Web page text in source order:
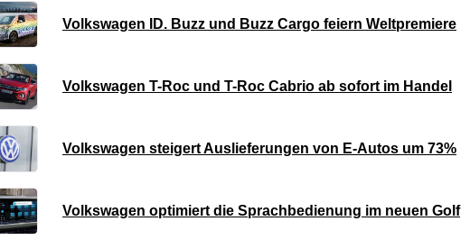
Volkswagen ID. Buzz und Buzz Cargo feiern Weltpremiere
Volkswagen T-Roc und T-Roc Cabrio ab sofort im Handel
Volkswagen steigert Auslieferungen von E-Autos um 73%
Volkswagen optimiert die Sprachbedienung im neuen Golf